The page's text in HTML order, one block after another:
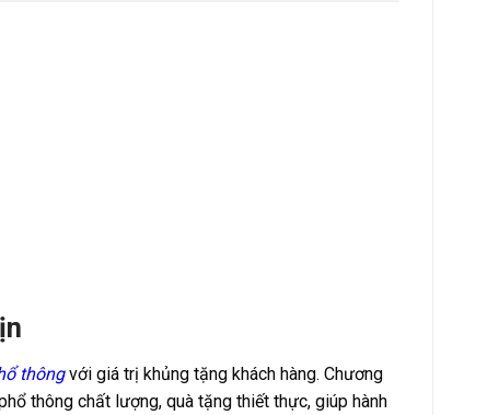
thôngvới giá trị khủng tặng khách hàng. Chương
thông chất lượng, quà tặng thiết thực, giúp hành